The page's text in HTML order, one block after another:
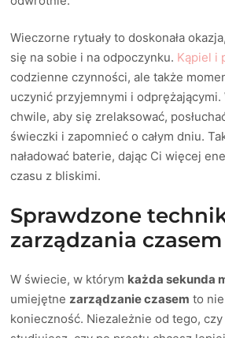
Wieczorne rytuały to doskonała
się na sobie i na odpoczynku. Kąpiel i
codzienne czynności, ale także
uczynić przyjemnymi i odprężającymi.
chwile, aby się zrelaksować,
świeczki i zapomnieć o całym dniu.
naładować baterie, dając Ci więcej
czasu z bliskimi.
Sprawdzone
zarządzania czasem
W świecie, w którym każda sekunda
umiejętnezarządzanie czasem to
konieczność. Niezależnie od tego,